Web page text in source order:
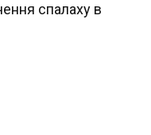
спалаху в